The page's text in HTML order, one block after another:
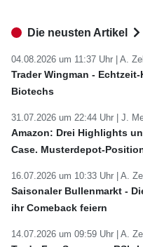
Die neusten Artikel
04.08.2026 um 11:37 Uhr | A.
Trader Wingman -
Biotechs
31.07.2026 um 22:44 Uhr | J.
Amazon: Drei Highlights
Case. Musterdepot-
16.07.2026 um 10:33 Uhr | A.
Saisonaler Bullenmarkt -
ihr Comeback feiern
14.07.2026 um 09:59 Uhr | A.